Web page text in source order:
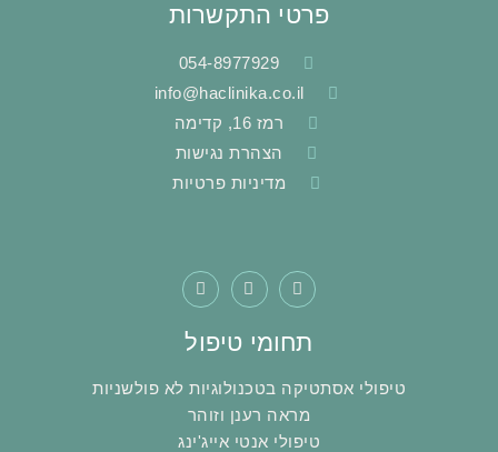
תחומי טיפול
טיפולי אסתטיקה בטכנולוגיות לא פולשניות
מראה רענן וזוהר
טיפולי אנטי אייג'ינג
פרטי התקשרות
054-8977929
info@haclinika.co.il
רמז 16, קדימה
הצהרת נגישות
מדיניות פרטיות